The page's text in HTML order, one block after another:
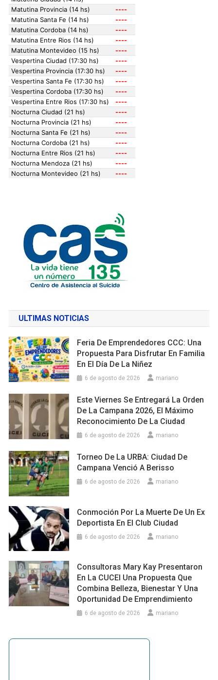
ULTIMAS NOTICIAS
Feria De Emprendedores CCC: Una
Propuesta Para Disfrutar En Familia
En El Día De La Niñez
6 de agosto de 2026 mariano
Este Viernes Se Entregará La Orden
De La Campana 2026, El Máximo
Reconocimiento De La Ciudad
6 de agosto de 2026 mariano
Torneo De La URBA: Ciudad De
Campana Venció A Berisso
6 de agosto de 2026 mariano
Conmoción Por La Muerte De Un Ex
Deportista En El Club Ciudad
6 de agosto de 2026 mariano
Consultoras Mary Kay Presentaron
En La CUCEI Una Propuesta Que
Combina Belleza, Bienestar Y Una
Oportunidad De Emprendimiento
6 de agosto de 2026 mariano